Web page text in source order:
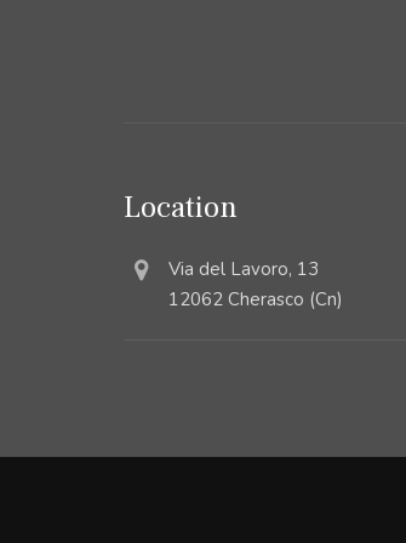
Location
Via del Lavoro, 13
12062 Cherasco (Cn)